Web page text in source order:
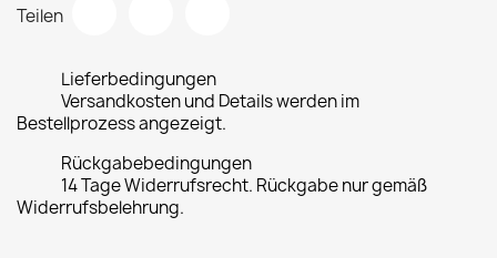
Teilen
Lieferbedingungen
Versandkosten und Details werden im
Bestellprozess angezeigt.
Rückgabebedingungen
14 Tage Widerrufsrecht. Rückgabe nur gemäß
Widerrufsbelehrung.